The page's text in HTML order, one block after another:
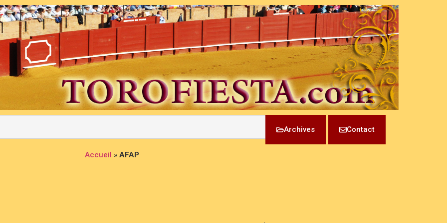
Archives Contact
Accueil » AFAP